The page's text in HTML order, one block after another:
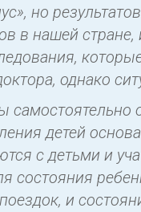
но
в нашей
однако
детей
с детьми и
состояния
и